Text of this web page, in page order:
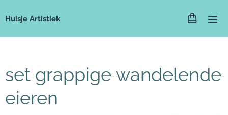
Huisje Artistiek
set grappige wandelende
eieren